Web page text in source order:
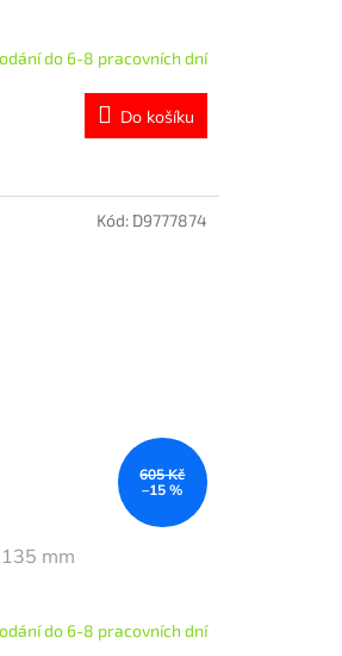
do 6-8 pracovních dní
Do košíku
605 Kč
–15 %
mm
do 6-8 pracovních dní
Kód: D9777874